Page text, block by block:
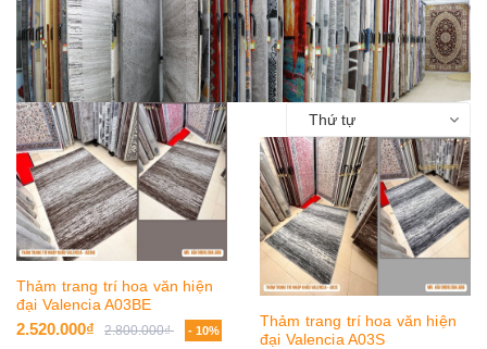
Thứ tự
Thảm trang trí hoa văn hiện
đại Valencia A03BE
2.520.000₫ 2.800.000₫ - 10%
Thảm trang trí hoa văn hiện
đại Valencia A03S